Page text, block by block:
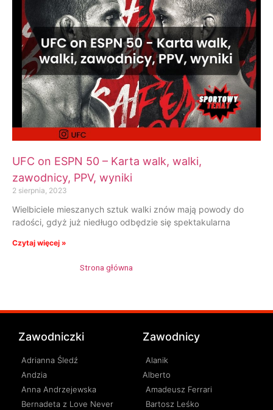
UFC on ESPN 50 – Karta walk, walki,
zawodnicy, PPV, wyniki
2 sierpnia, 2023
Wielbiciele mieszanych sztuk walki znów mają powody do
radości, gdyż już niedługo odbędzie się spektakularna
Czytaj więcej »
Strona główna
Zawodniczki
Adrianna Śledź
Andzia
Anna Andrzejewska
Bernadeta z Love Never
Zawodnicy
Alanik
Alberto
Amadeusz Ferrari
Bartosz Leśko